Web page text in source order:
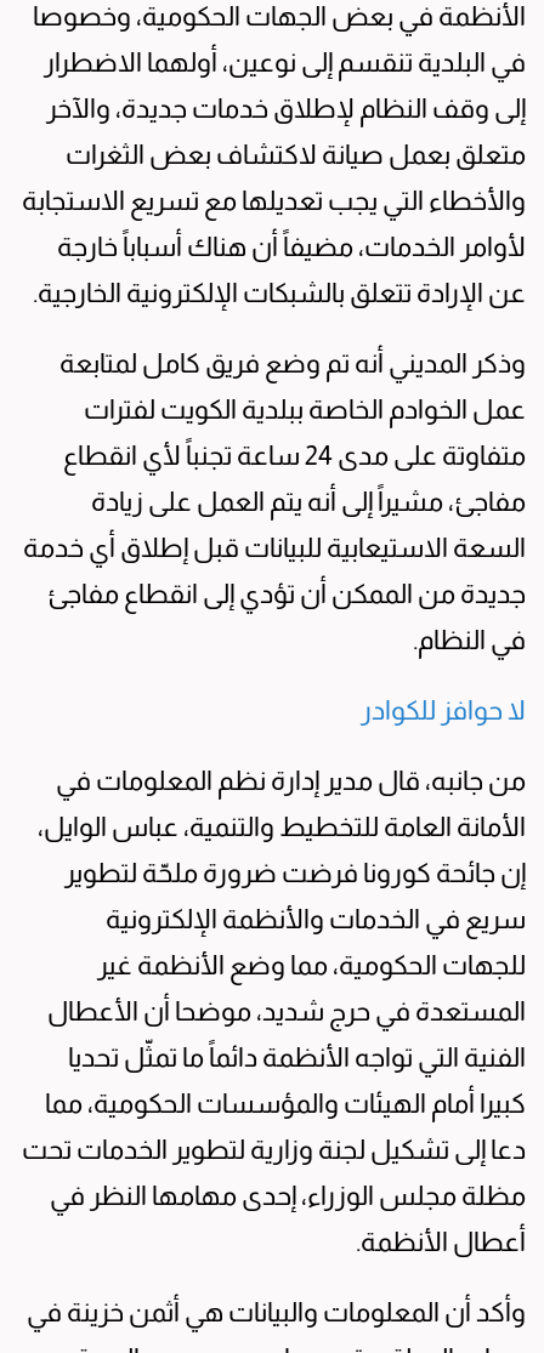
الأنظمة في بعض الجهات الحكومية، وخصوصا
في البلدية تنقسم إلى نوعين، أولهما الاضطرار
إلى وقف النظام لإطلاق خدمات جديدة، والآخر
متعلق بعمل صيانة لاكتشاف بعض الثغرات
والأخطاء التي يجب تعديلها مع تسريع الاستجابة
لأوامر الخدمات، مضيفاً أن هناك أسباباً خارجة
عن الإرادة تتعلق بالشبكات الإلكترونية الخارجية.
وذكر المديني أنه تم وضع فريق كامل لمتابعة
عمل الخوادم الخاصة ببلدية الكويت لفترات
متفاوتة على مدى 24 ساعة تجنباً لأي انقطاع
مفاجئ، مشيراً إلى أنه يتم العمل على زيادة
السعة الاستيعابية للبيانات قبل إطلاق أي خدمة
جديدة من الممكن أن تؤدي إلى انقطاع مفاجئ
في النظام.
لا حوافز للكوادر
من جانبه، قال مدير إدارة نظم المعلومات في
الأمانة العامة للتخطيط والتنمية، عباس الوايل،
إن جائحة كورونا فرضت ضرورة ملحّة لتطوير
سريع في الخدمات والأنظمة الإلكترونية
للجهات الحكومية، مما وضع الأنظمة غير
المستعدة في حرج شديد، موضحا أن الأعطال
الفنية التي تواجه الأنظمة دائماً ما تمثّل تحديا
كبيرا أمام الهيئات والمؤسسات الحكومية، مما
دعا إلى تشكيل لجنة وزارية لتطوير الخدمات تحت
مظلة مجلس الوزراء، إحدى مهامها النظر في
أعطال الأنظمة.
وأكد أن المعلومات والبيانات هي أثمن خزينة في